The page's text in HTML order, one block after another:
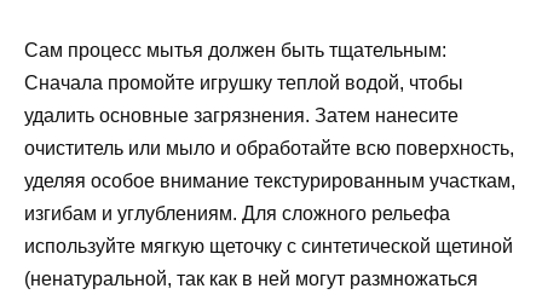
Сам процесс мытья должен быть тщательным:
Сначала промойте игрушку теплой водой, чтобы
удалить основные загрязнения. Затем нанесите
очиститель или мыло и обработайте всю поверхность,
уделяя особое внимание текстурированным участкам,
изгибам и углублениям. Для сложного рельефа
используйте мягкую щеточку с синтетической щетиной
(ненатуральной, так как в ней могут размножаться